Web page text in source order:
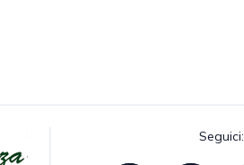
Seguici: